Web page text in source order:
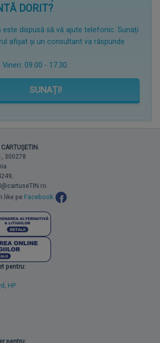
DORIT?
este dispusă să vă ajute telefonic. Sunați
afișat și un consultant va răspunde
Vineri: 09.00 - 17.30.
SUNAȚI!
300278
like pe Facebook
pentru:
HP